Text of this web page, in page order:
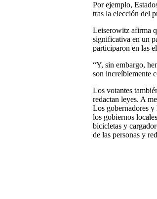
Por ejemplo,
tras la elección del
Leiserowitz afirma
significativa en un
participaron en las
“Y, sin embargo,
son increíblemente
Los votantes
redactan leyes. A
Los gobernadores y
los gobiernos
bicicletas y
de las personas y